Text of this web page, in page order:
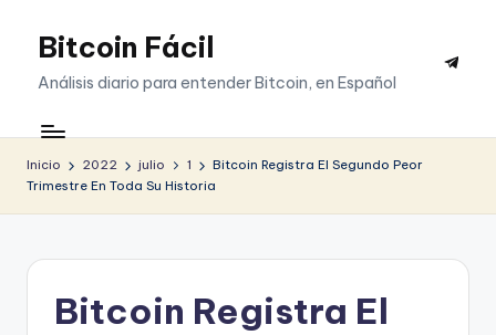
SaltarBitcoin Fácil
Análisis diario para entender Bitcoin, en Español
Inicio 2022 julio 1
Bitcoin Registra El Segundo Peor
Trimestre En Toda Su Historia
Bitcoin Registra El